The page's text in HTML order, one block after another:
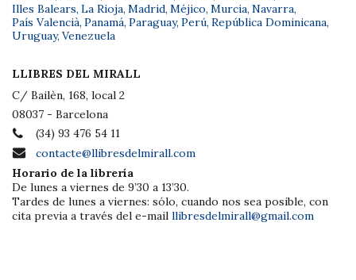
Illes Balears, La Rioja, Madrid, Méjico, Murcia, Navarra,
País Valencià, Panamá, Paraguay, Perú, República Dominicana,
Uruguay, Venezuela
LLIBRES DEL MIRALL
C/ Bailèn, 168, local 2
08037 - Barcelona
(34) 93 476 54 11
contacte@llibresdelmirall.com
Horario de la librería
De lunes a viernes de 9’30 a 13’30.
Tardes de lunes a viernes: sólo, cuando nos sea posible, con
cita previa a través del e-mail llibresdelmirall@gmail.com